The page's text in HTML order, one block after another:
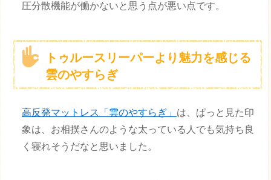
圧分散機能が働かないと思う点が悪い点です。
トゥルースリーパーより魅力を感じる
雲のやすらぎ
高反発マットレス「雲のやすらぎ」 は、ぱっと見た印
象は、お相撲さんのような太っている人でも気持ち良
く寝れそうだなと思いました。